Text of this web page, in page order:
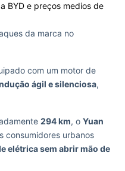
BYD e preços medios de
da marca no
com um motor de
ágil e silenciosa,
294 km, o Yuan
consumidores urbanos
elétrica sem abrir mão de